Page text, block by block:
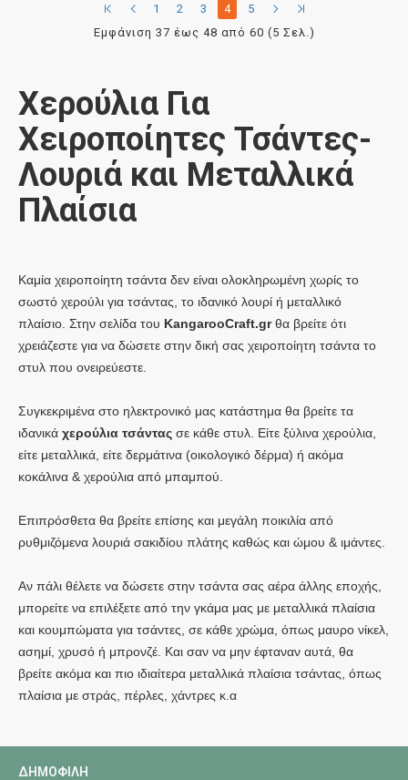
1 2 3 4
5
Εμφάνιση 37 έως 48 από 60 (5 Σελ.)
Χερούλια Για
Χειροποίητες Τσάντες-
Λουριά και Μεταλλικά
Πλαίσια
Καμία χειροποίητη τσάντα δεν είναι ολοκληρωμένη χωρίς το
σωστό χερούλι για τσάντας, το ιδανικό λουρί ή μεταλλικό
πλαίσιο. Στην σελίδα του KangarooCraft.grθα βρείτε ότι
χρειάζεστε για να δώσετε στην δική σας χειροποίητη τσάντα το
στυλ που ονειρεύεστε.
Συγκεκριμένα στο ηλεκτρονικό μας κατάστημα θα βρείτε τα
ιδανικά χερούλια τσάντας σε κάθε στυλ. Είτε ξύλινα χερούλια,
είτε μεταλλικά, είτε δερμάτινα (οικολογικό δέρμα) ή ακόμα
κοκάλινα & χερούλια από μπαμπού.
Επιπρόσθετα θα βρείτε επίσης και μεγάλη ποικιλία από
ρυθμιζόμενα λουριά σακιδίου πλάτης καθώς και ώμου & ιμάντες.
Αν πάλι θέλετε να δώσετε στην τσάντα σας αέρα άλλης εποχής,
μπορείτε να επιλέξετε από την γκάμα μας με μεταλλικά πλαίσια
και κουμπώματα για τσάντες, σε κάθε χρώμα, όπως μαυρο νίκελ,
ασημί, χρυσό ή μπρονζέ. Και σαν να μην έφταναν αυτά, θα
βρείτε ακόμα και πιο ιδιαίτερα μεταλλικά πλαίσια τσάντας, όπως
πλαίσια με στράς, πέρλες, χάντρες κ.α
ΔΗΜΟΦΙΛΉ